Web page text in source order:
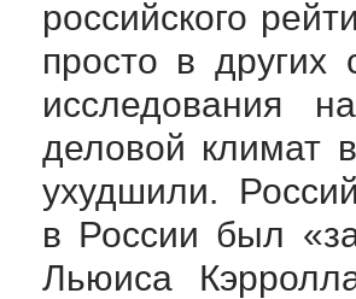
российского
просто в других
исследования
деловой климат
ухудшили.
в России был
Льюиса